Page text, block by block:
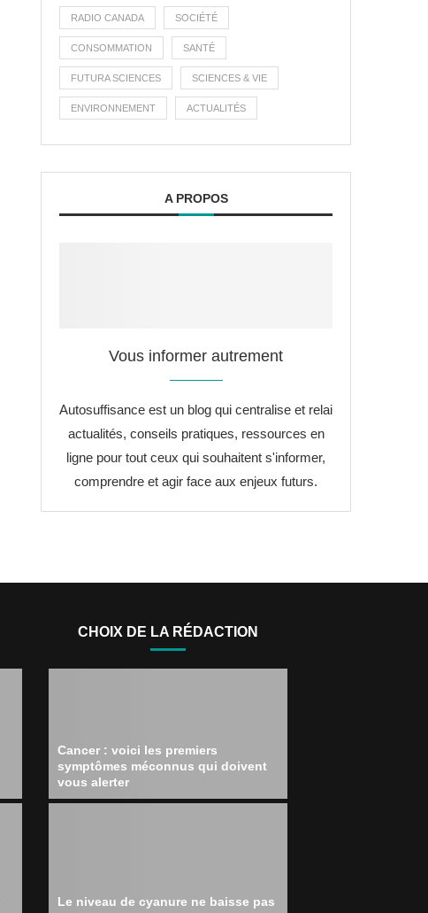
RADIO CANADA SOCIÉTÉ
CONSOMMATION SANTÉ
FUTURA SCIENCES SCIENCES & VIE
ENVIRONNEMENT ACTUALITÉS
A PROPOS
Vous informer autrement
Autosuffisance est un blog qui centralise et relai
actualités, conseils pratiques, ressources en
ligne pour tout ceux qui souhaitent s'informer,
comprendre et agir face aux enjeux futurs.
CHOIX DE LA RÉDACTION
Cancer : voici les premiers
symptômes méconnus qui doivent
vous alerter
Le niveau de cyanure ne baisse pas